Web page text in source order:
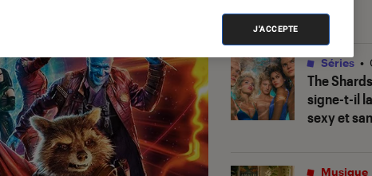
The Shards
signe-t-il
sexy et
Séries •
Musique
J'ACCEPTE